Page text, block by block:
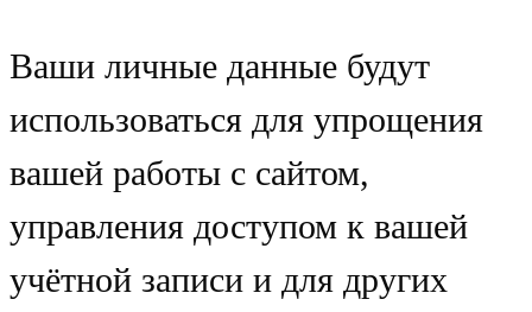
Ваши личные данные будут
использоваться для упрощения
вашей работы с сайтом,
управления доступом к вашей
учётной записи и для других